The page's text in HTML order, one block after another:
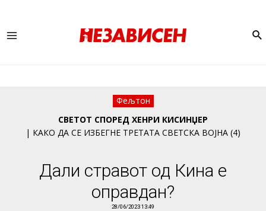
Фељтон
СВЕТОТ СПОРЕД ХЕНРИ КИСИНЏЕР
| КАКО ДА СЕ ИЗБЕГНЕ ТРЕТАТА СВЕТСКА ВОЈНА (4)
Дали стравот од Кина е
оправдан?
28/06/2023 13:49